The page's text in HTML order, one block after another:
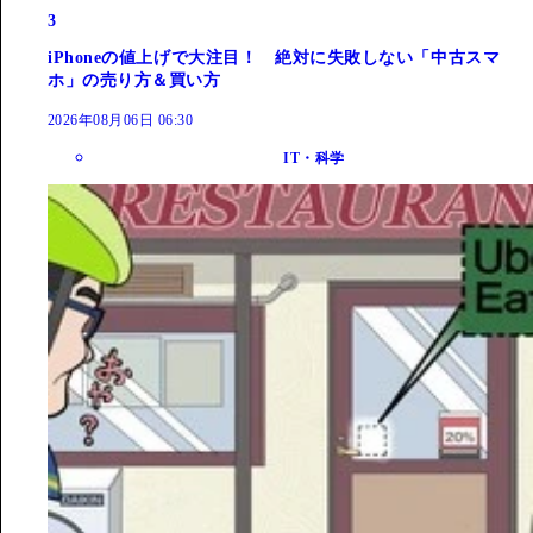
3
iPhoneの値上げで大注目！ 絶対に失敗しない「中古スマ
ホ」の売り方＆買い方
2026年08月06日 06:30
IT・科学